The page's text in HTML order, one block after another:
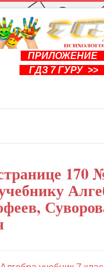
ПРИЛОЖЕНИЕ
ГДЗ 7 ГУРУ >>
170